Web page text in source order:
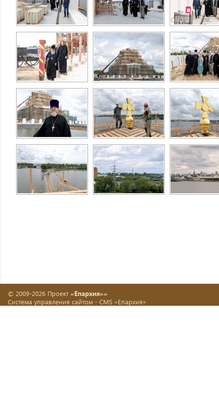
© 2009-2026 Проект «Епархия»»
Система управления сайтом - CMS «Епархия»